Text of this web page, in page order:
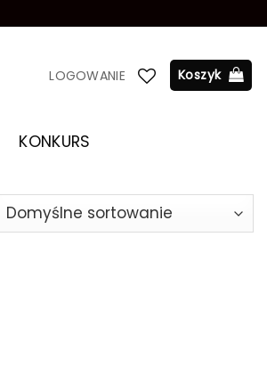
LOGOWANIE Koszyk
KONKURS